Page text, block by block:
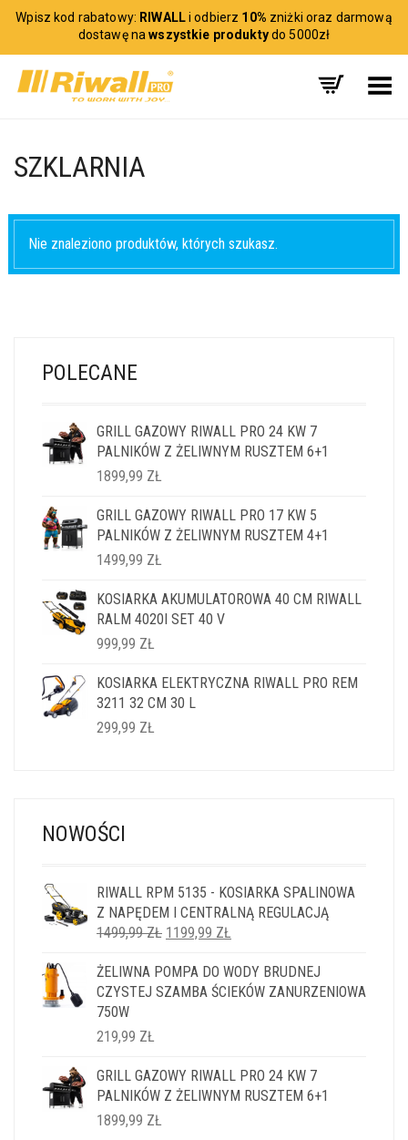
Wpisz kod rabatowy: RIWALLi odbierz 10% zniżki oraz darmową
dostawę nawszystkie produktydo 5000zł
Toggle Menu
SZKLARNIA
Nie znaleziono produktów, których szukasz.
POLECANE
GRILL GAZOWY RIWALL PRO 24 KW 7
PALNIKÓW Z ŻELIWNYM RUSZTEM 6+1
1899,99 ZŁ
GRILL GAZOWY RIWALL PRO 17 KW 5
PALNIKÓW Z ŻELIWNYM RUSZTEM 4+1
1499,99 ZŁ
KOSIARKA AKUMULATOROWA 40 CM RIWALL
RALM 4020I SET 40 V
999,99 ZŁ
KOSIARKA ELEKTRYCZNA RIWALL PRO REM
3211 32 CM 30 L
299,99 ZŁ
NOWOŚCI
RIWALL RPM 5135 - KOSIARKA SPALINOWA
Z NAPĘDEM I CENTRALNĄ REGULACJĄ
1499,99ZŁ PIERWOTNA
WYNOSIŁA:
1499,99 ZŁ.
1199,99 ZŁ
WYNOSI:
1199,99 ZŁ.
ŻELIWNA POMPA DO WODY BRUDNEJ
CZYSTEJ SZAMBA ŚCIEKÓW ZANURZENIOWA
750W
219,99 ZŁ
GRILL GAZOWY RIWALL PRO 24 KW 7
PALNIKÓW Z ŻELIWNYM RUSZTEM 6+1
1899,99 ZŁ